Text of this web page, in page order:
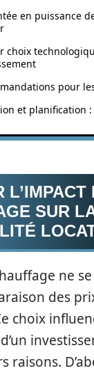
en puissance
choix
pour
et planification
L’IMPACT
SUR
ne
des
choix
raisons.